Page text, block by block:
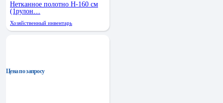
Нетканное полотно Н-160 см
(1рулон…
Хозяйственный инвентарь
Цена по запросу